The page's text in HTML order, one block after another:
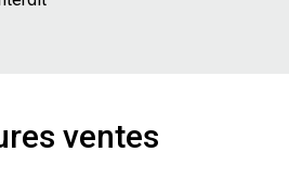
ventes